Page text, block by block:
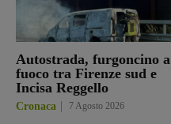
Autostrada, furgoncino a
fuoco tra Firenze sud e
Incisa Reggello
Cronaca 7 Agosto 2026